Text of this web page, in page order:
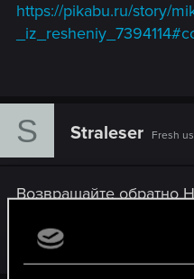
https://pikabu.ru/story/
S Straleser Fresh
Возвращайте обратно
R
Glustrod